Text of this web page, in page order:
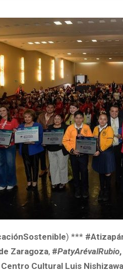
) ***
Zaragoza, #PatyArévalRubio,
Cultural Luis Nishizawa